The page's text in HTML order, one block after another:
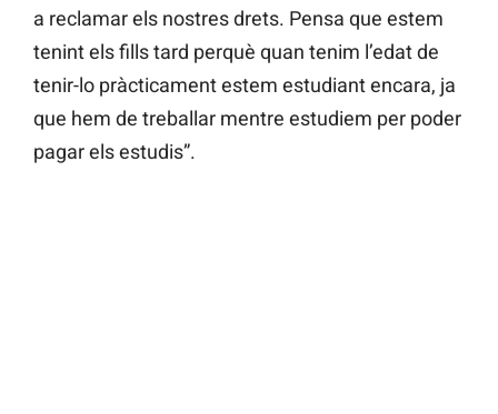
a reclamar els nostres drets. Pensa que estem
tenint els fills tard perquè quan tenim l’edat de
tenir-lo pràcticament estem estudiant encara, ja
que hem de treballar mentre estudiem per poder
pagar els estudis”.